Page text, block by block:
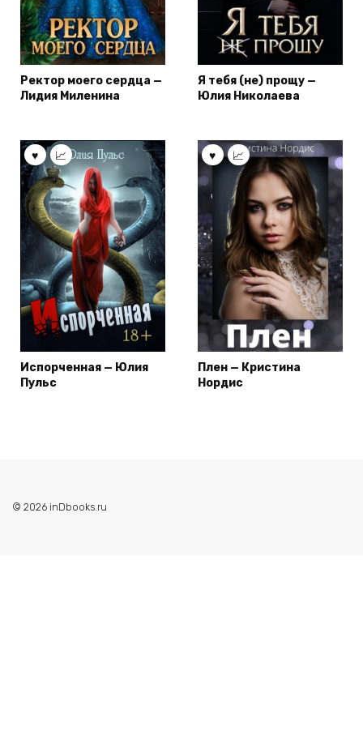
Ректор моего сердца —
Лидия Миленина
Я тебя (не) прощу —
Юлия Николаева
Испорченная — Юлия
Пульс
Плен — Кристина
Нордис
© 2026 inDbooks.ru